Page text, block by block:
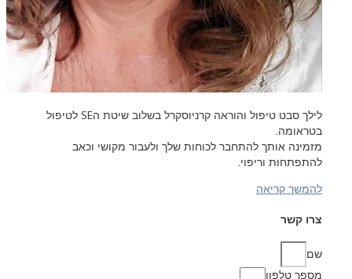
לילך סבט טיפול והוראה קרניוסקרל בשלוב שיטת הSE לטיפול
בטראומה.
מזמינה אותך להתחבר לכוחות שלך ולעבור מקושי וכאב
להתפתחות וריפוי.
להמשך קריאה
צרו קשר
שם
מספר טלפון